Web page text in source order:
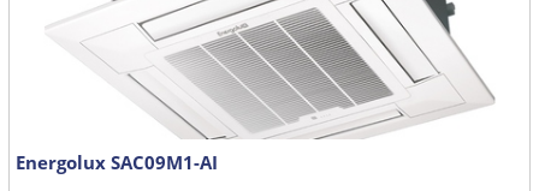
Energolux SAC09M1-AI